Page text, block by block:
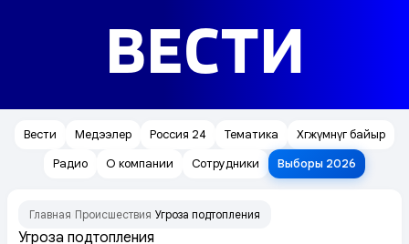
ВЕСТИ
Вести Медээлер Россия 24 Тематика
Хөгжүмнүг байыр
Радио
О компании Сотрудники Выборы 2026
Главная Происшествия Угроза подтопления
Угроза подтопления